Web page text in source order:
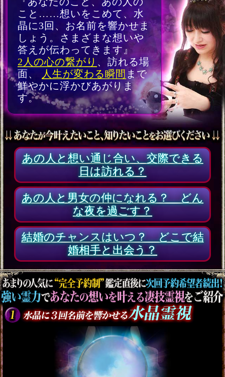
の人を全て知り尽くす20
項≫本命/願望/恋結論
会員価格2,200円(税込)
通常価格2,750円(税込)
赤面注意※H相性/フェチ/
口説き方【あの人全部を
スッ裸】愛欲霊視SP
会員価格1,980円(税込)
通常価格2,530円(税込)
“全部視えたわ”出会う日/
場所/あだ名も特定◆今あ
なたを愛する異性
会員価格1,540円(税込)
通常価格1,980円(税込)
正直に教えて“彼は私と
どうなりたい？”あなた
への望み/衝動/恋行方
会員価格1,100円(税込)
通常価格
1,320円(税込)